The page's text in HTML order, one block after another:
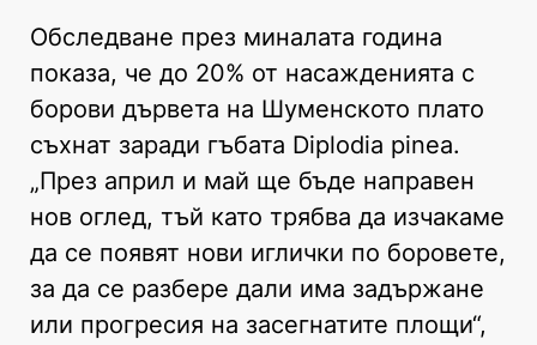
Обследване през миналата година
показа, че до 20% от насажденията с
борови дървета на Шуменското плато
съхнат заради гъбата Diplodia pinea.
„През април и май ще бъде направен
нов оглед, тъй като трябва да изчакаме
да се появят нови иглички по боровете,
за да се разбере дали има задържане
или прогресия на засегнатите площи“,